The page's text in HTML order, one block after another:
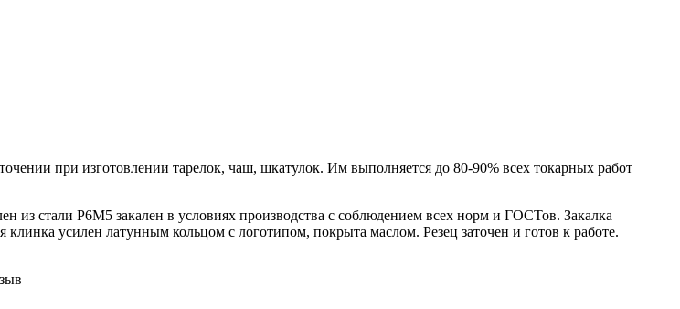
при изготовлении тарелок, чаш, шкатулок. Им выполняется до 80-90% всех токарных работ
стали Р6М5 закален в условиях производства с соблюдением всех норм и ГОСТов. Закалка
усилен латунным кольцом с логотипом, покрыта маслом. Резец заточен и готов к работе.